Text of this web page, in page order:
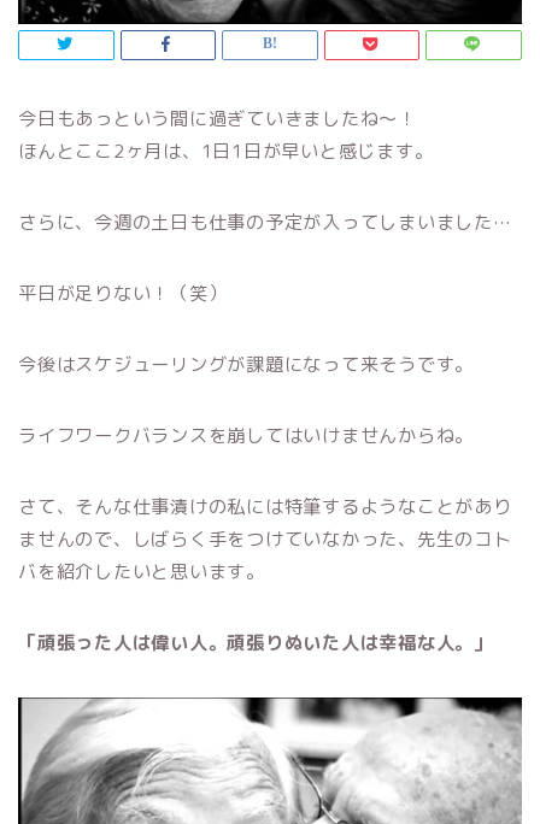
今日もあっという間に過ぎていきましたね〜！
ほんとここ2ヶ月は、1日1日が早いと感じます。
さらに、今週の土日も仕事の予定が入ってしまいました…
平日が足りない！（笑）
今後はスケジューリングが課題になって来そうです。
ライフワークバランスを崩してはいけませんからね。
さて、そんな仕事漬けの私には特筆するようなことがあり
ませんので、しばらく手をつけていなかった、先生のコト
バを紹介したいと思います。
「頑張った人は偉い人。頑張りぬいた人は幸福な人。」